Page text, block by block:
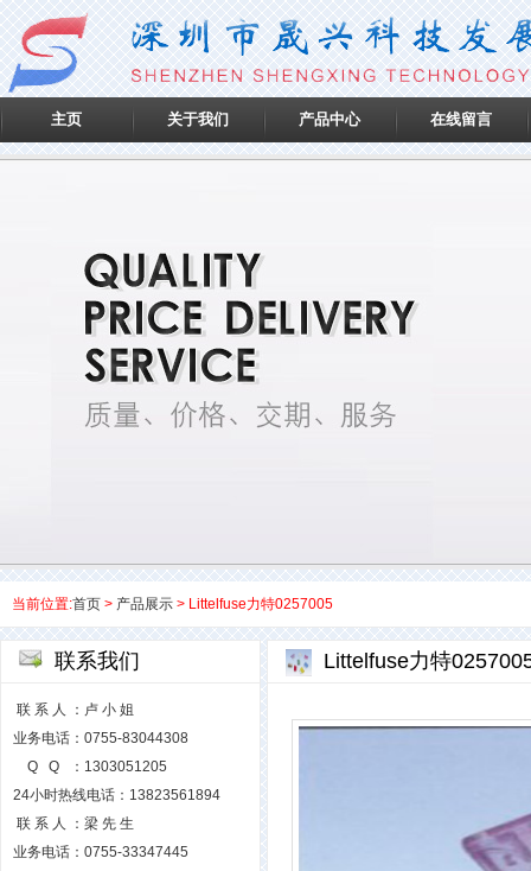
主页 关于我们 产品中心 在线留言
当前位置:首页 > 产品展示 > Littelfuse力特0257005
联系我们
联 系 人 ：卢 小 姐
业务电话：0755-83044308
Q Q ：1303051205
24小时热线电话：13823561894
联 系 人 ：梁 先 生
业务电话：0755-33347445
Littelfuse力特